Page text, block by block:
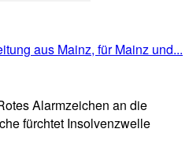
Alarmzeichen an die
fürchtet Insolvenzwelle